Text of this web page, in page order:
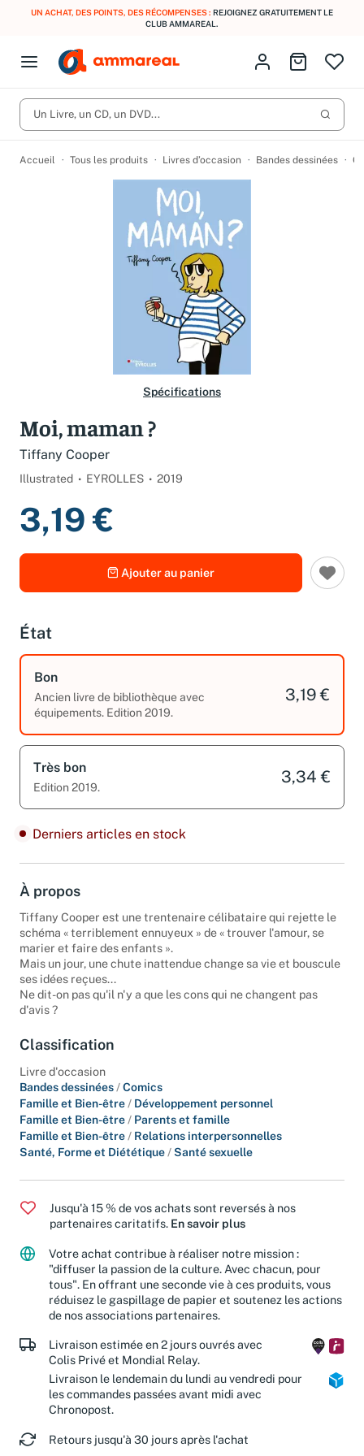
UN ACHAT, DES POINTS, DES RÉCOMPENSES : REJOIGNEZ GRATUITEMENT LE
CLUB AMMAREAL.
Open menu
Fermer le menu
CD d'occasion
Vinyles d'occasion
Produits Catégories
Vous n'avez pas trouvé l'article que vous cherchiez ?
Activez les notifications dans votre compte pour être alerté dès
qu'il est en stock.
Créer une alerte
Identifiez-vous
Aller au
Un Livre, un CD, un DVD...
Accueil Tous les produits Livres d’occasion Bandes dessinées
Spécifications
Moi, maman ?
Tiffany Cooper
Illustrated EYROLLES 2019
3,19 €
Ajouter au panier
État
Bon
Ancien livre de bibliothèque avec
équipements. Edition 2019.
3,19 €
Très bon
Edition 2019.
3,34 €
Derniers articles en stock
À propos
Tiffany Cooper est une trentenaire célibataire qui rejette le
schéma « terriblement ennuyeux » de « trouver l'amour, se
marier et faire des enfants ».
Mais un jour, une chute inattendue change sa vie et bouscule
ses idées reçues...
Ne dit-on pas qu'il n'y a que les cons qui ne changent pas
d'avis ?
Classification
Livre d'occasion
Bandes dessinées /Comics
Famille et Bien-être / Développement personnel
Famille et Bien-être / Parents et famille
Famille et Bien-être / Relations interpersonnelles
Santé, Forme et Diététique /Santé sexuelle
Jusqu'à 15 % de vos achats sont reversés à nos
partenaires caritatifs. En savoir plus
Votre achat contribue à réaliser notre mission :
"diffuser la passion de la culture. Avec chacun, pour
tous". En offrant une seconde vie à ces produits, vous
réduisez le gaspillage de papier et soutenez les actions
de nos associations partenaires.
Livraison estimée en 2 jours ouvrés avec
Colis Privé et Mondial Relay.
Livraison le lendemain du lundi au vendredi pour
les commandes passées avant midi avec
Chronopost.
Retours jusqu'à 30 jours après l'achat